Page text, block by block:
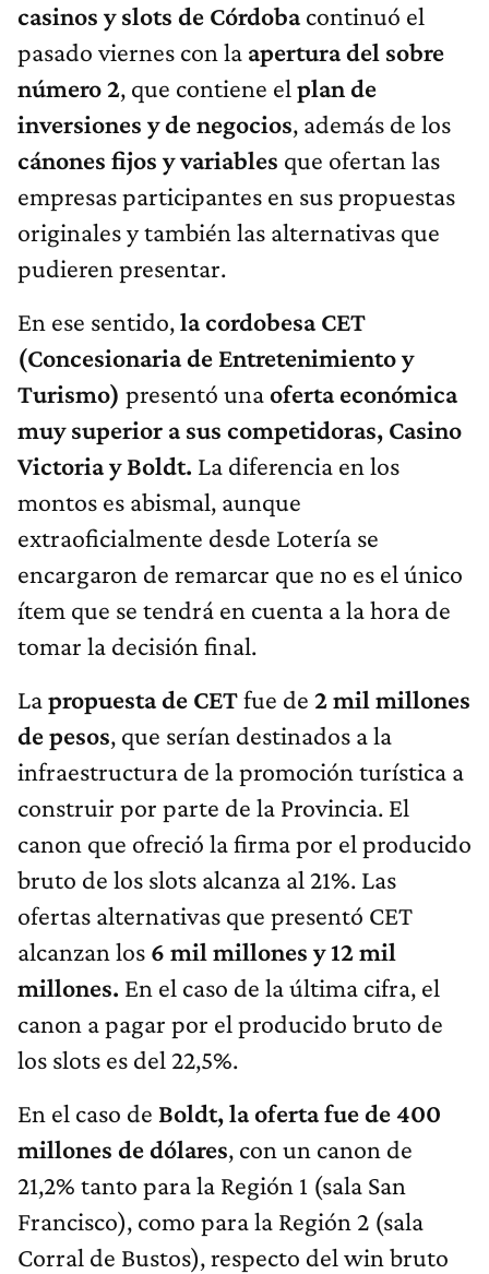
casinos y slots de Córdobacontinuó el
pasado viernes con la apertura del sobre
número 2, que contiene el plan de
inversiones y de negocios, además de los
cánones fijos y variables que ofertan las
empresas participantes en sus propuestas
originales y también las alternativas que
pudieren presentar.
En ese sentido,la cordobesa CET
(Concesionaria de Entretenimiento y
Turismo) presentó unaoferta económica
muy superior a sus competidoras, Casino
Victoria y Boldt. La diferencia en los
montos es abismal, aunque
extraoficialmente desde Lotería se
encargaron de remarcar que no es el único
ítem que se tendrá en cuenta a la hora de
tomar la decisión final.
Lapropuesta de CETfue de 2 mil millones
de pesos, que serían destinados a la
infraestructura de la promoción turística a
construir por parte de la Provincia. El
canon que ofreció la firma por el producido
bruto de los slots alcanza al 21%. Las
ofertas alternativas que presentó CET
alcanzan los 6 mil millones y 12 mil
millones. En el caso de la última cifra, el
canon a pagar por el producido bruto de
los slots es del 22,5%.
En el caso de Boldt, la oferta fue de 400
millones de dólares, con un canon de
21,2% tanto para la Región 1 (sala San
Francisco), como para la Región 2 (sala
Corral de Bustos), respecto del win bruto